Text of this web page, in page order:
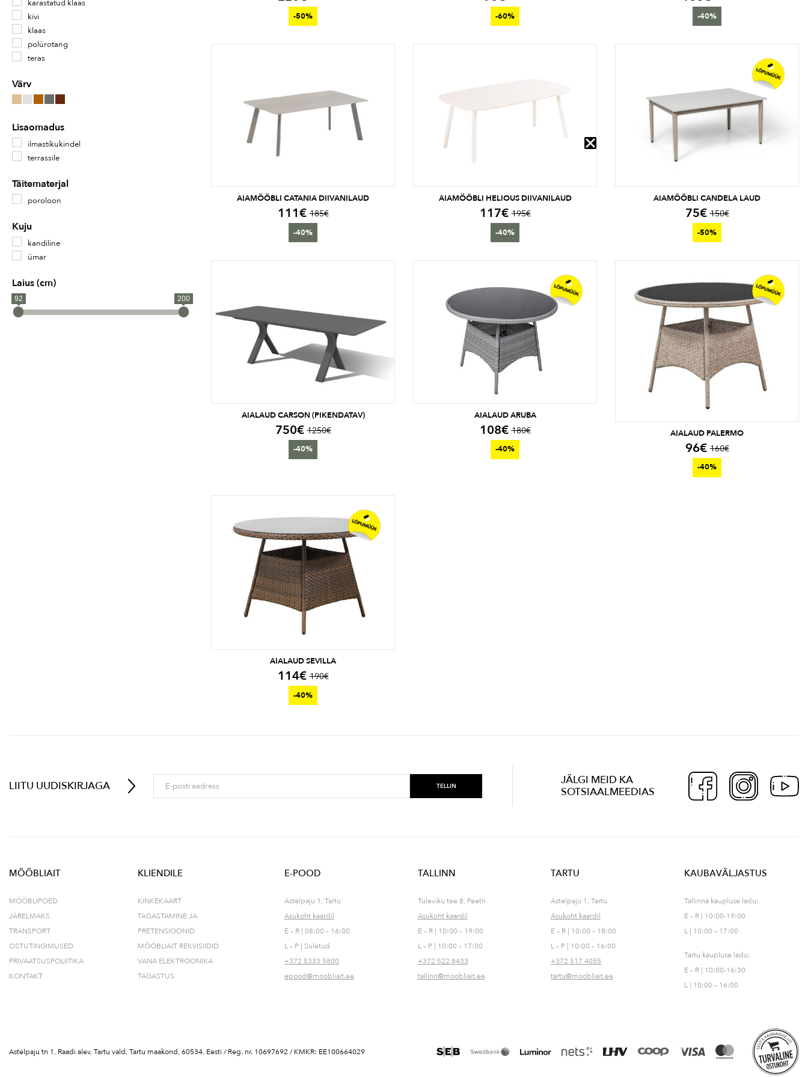
karastatud klaas
kivi
klaas
polürotang
teras
Värv
Lisaomadus
ilmastikukindel
terrassile
Täitematerjal
poroloon
Kuju
kandiline
ümar
Laius (cm)
92 200
-50% -60% -40%
AIAMÖÖBLI CATANIA DIIVANILAUD
185€
111€
-40%
AIAMÖÖBLI HELIOUS DIIVANILAUD
195€
117€
-40%
AIAMÖÖBLI CANDELA LAUD
150€
75€
-50%
AIALAUD CARSON (PIKENDATAV)
1250€
750€
-40%
AIALAUD ARUBA
180€
108€
-40%
AIALAUD PALERMO
160€
96€
-40%
AIALAUD SEVILLA
190€
114€
-40%
LIITU UUDISKIRJAGA
JÄLGI MEID KA
SOTSIAALMEEDIAS
MÖÖBLIAIT
MÖÖBLIPOED
JÄRELMAKS
TRANSPORT
OSTUTINGIMUSED
PRIVAATSUSPOLIITIKA
KONTAKT
KLIENDILE
KINKEKAART
TAGASTAMINE JA
PRETENSIOONID
MÖÖBLIAIT REKVISIIDID
VANA ELEKTROONIKA
TAGASTUS
E-POOD
Astelpaju 1, Tartu
Asukoht kaardil
E – R | 08:00 – 16:00
L – P | Suletud
+372 5333 5800
epood@moobliait.ee
TALLINN
Tuleviku tee 8, Peetri
Asukoht kaardil
E – R | 10:00 – 19:00
L – P | 10:00 – 17:00
+372 522 8433
tallinn@moobliait.ee
TARTU
Astelpaju 1, Tartu
Asukoht kaardil
E – R | 10:00 – 18:00
L – P | 10:00 – 16:00
+372 517 4055
tartu@moobliait.ee
KAUBAVÄLJASTUS
Tallinna kaupluse ladu:
E – R | 10:00-19:00
L | 10:00 – 17:00
Tartu kaupluse ladu:
E – R | 10:00-16:30
L | 10:00 – 16:00
Astelpaju tn 1, Raadi alev, Tartu vald, Tartu maakond, 60534, Eesti / Reg. nr. 10697692 / KMKR: EE100664029